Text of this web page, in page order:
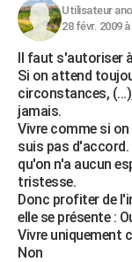
Utilisateur
28 févr. 2009 à
Il faut s'autoriser
Si on attend
circonstances,
jamais.
Vivre comme si
suis pas
qu'on n'a aucun
tristesse.
Donc profiter de
elle se présente :
Vivre uniquement
Non